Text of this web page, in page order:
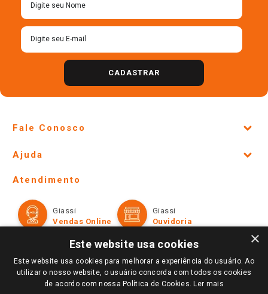
CADASTRAR
Fale Conosco
Lojas Físicas e Horários
Ofertas
Televendas
Amigo Giassi
Perguntas frequentes
Ajuda
Formas de Pagamento
Políticas de entrega
Atendimento
Giassi
Vendas Online
Giassi
Ouvidoria
Redes Sociais
×
Este website usa cookies
Este website usa cookies para melhorar a experiência do usuário. Ao
utilizar o nosso website, o usuário concorda com todos os cookies
de acordo com nossa Política de Cookies. Ler mais